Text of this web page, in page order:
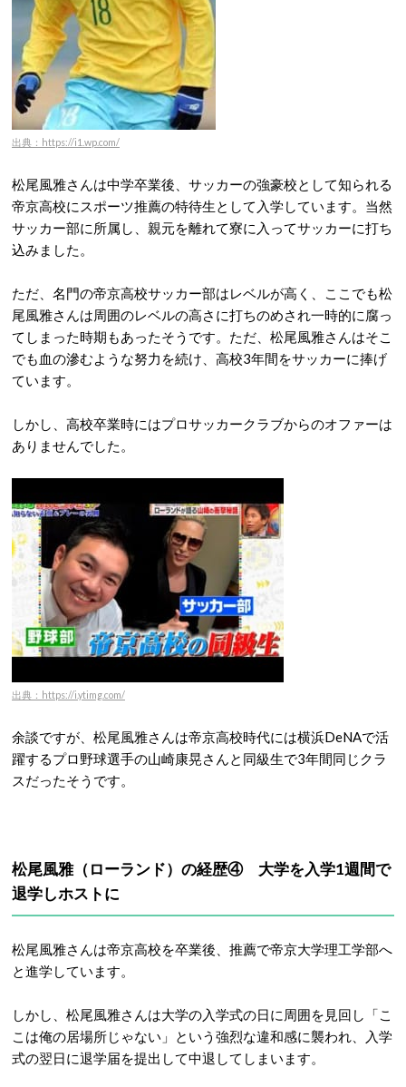
出典：https://i1.wp.com/
松尾風雅さんは中学卒業後、サッカーの強豪校として知られる
帝京高校にスポーツ推薦の特待生として入学しています。当然
サッカー部に所属し、親元を離れて寮に入ってサッカーに打ち
込みました。
ただ、名門の帝京高校サッカー部はレベルが高く、ここでも松
尾風雅さんは周囲のレベルの高さに打ちのめされ一時的に腐っ
てしまった時期もあったそうです。ただ、松尾風雅さんはそこ
でも血の滲むような努力を続け、高校3年間をサッカーに捧げ
ています。
しかし、高校卒業時にはプロサッカークラブからのオファーは
ありませんでした。
出典：https://i.ytimg.com/
余談ですが、松尾風雅さんは帝京高校時代には横浜DeNAで活
躍するプロ野球選手の山崎康晃さんと同級生で3年間同じクラ
スだったそうです。
松尾風雅（ローランド）の経歴④ 大学を入学1週間で
退学しホストに
松尾風雅さんは帝京高校を卒業後、推薦で帝京大学理工学部へ
と進学しています。
しかし、松尾風雅さんは大学の入学式の日に周囲を見回し「こ
こは俺の居場所じゃない」という強烈な違和感に襲われ、入学
式の翌日に退学届を提出して中退してしまいます。